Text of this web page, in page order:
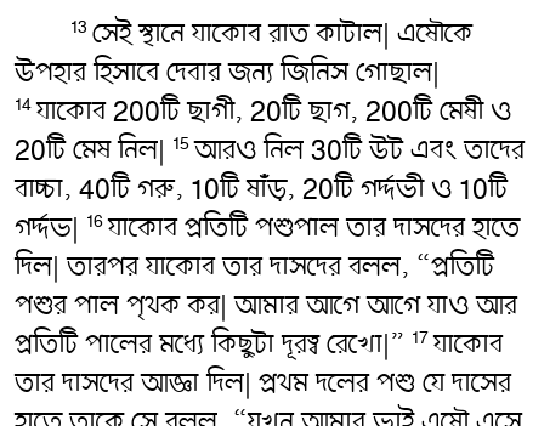
13 সেই স্থানে যাকোব রাত কাটাল| এষৌকে
উপহার হিসাবে দেবার জন্য জিনিস গোছাল|
14যাকোব 200টি ছাগী, 20টি ছাগ, 200টি মেষী ও
20টি মেষ নিল| 15আরও নিল 30টি উট এবং তাদের
বাচ্চা, 40টি গরু, 10টি ষাঁড়, 20টি গর্দ্দভী ও 10টি
গর্দ্দভ| 16যাকোব প্রতিটি পশুপাল তার দাসদের হাতে
দিল| তারপর যাকোব তার দাসদের বলল, “প্রতিটি
পশুর পাল পৃথক কর| আমার আগে আগে যাও আর
প্রতিটি পালের মধ্যে কিছুটা দূরত্ব রেখো|” 17যাকোব
তার দাসদের আজ্ঞা দিল| প্রথম দলের পশু যে দাসের